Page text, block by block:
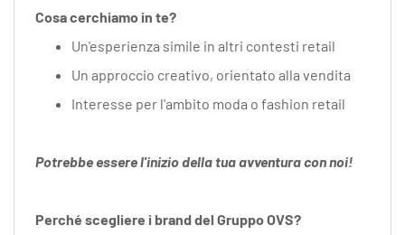
Cosa cerchiamo in te?
Un'esperienza simile in altri contesti retail
Un approccio creativo, orientato alla vendita
Interesse per l'ambito moda o fashion retail
Potrebbe essere l'inizio della tua avventura con noi!
Perché scegliere i brand del Gruppo OVS?